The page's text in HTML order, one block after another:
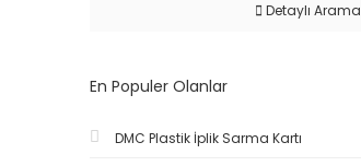
Detaylı Arama
En Populer Olanlar
DMC Plastik İplik Sarma Kartı